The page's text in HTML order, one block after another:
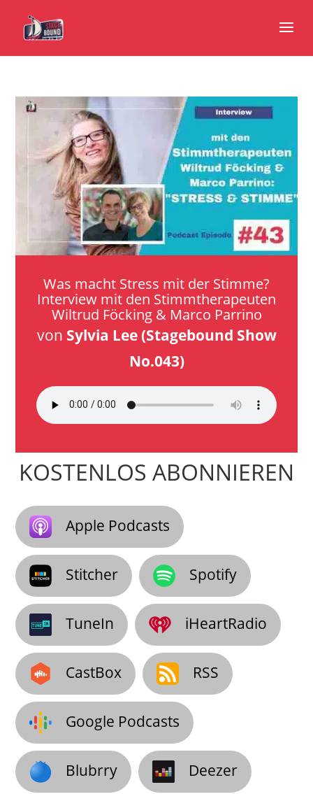
Was macht Stress mit der Stimme?
Interview mit den Stimmtherapeuten
Wiltrud Föcking & Marco Parrino
von Sylvia Lee (Stagebound Show
No.043)
KOSTENLOS ABONNIEREN
Apple Podcasts
Stitcher Spotify
TuneIn iHeartRadio
CastBox RSS
Google Podcasts
Blubrry Deezer